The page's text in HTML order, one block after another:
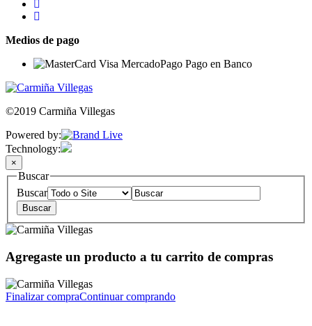
Medios de pago
©2019 Carmiña Villegas
Powered by:
Technology:
×
Buscar
Buscar
Agregaste un producto a tu carrito de compras
Finalizar compraContinuar comprando